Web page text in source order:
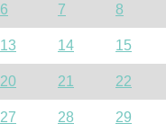
6 7 8
13 14 15
20 21 22
27 28 29